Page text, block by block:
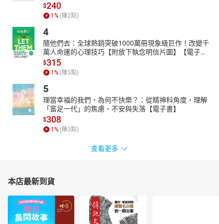
- 谈论房子 (房间和家具)
$240
1 % (賺2點)
4
隨他們去：全球熱銷突破1000萬冊現象級巨作！改變千
萬人命運的心理技巧【附放下執念明信片圖】【電子
書】
$315
1 % (賺3點)
5
理當幸福的我們，為何不快樂？：從精神科角度，理解
「富足一代」的焦慮、不安與失落【電子書】
$308
1 % (賺3點)
查看更多
本店最新到貨